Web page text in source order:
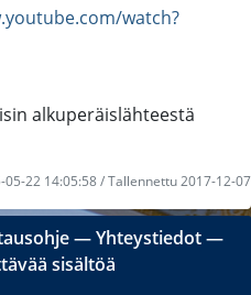
watch?
alkuperäislähteestä
05-22 14:05:58 / Tallennettu 2017-12-07
―Yhteystiedot―
sisältöä